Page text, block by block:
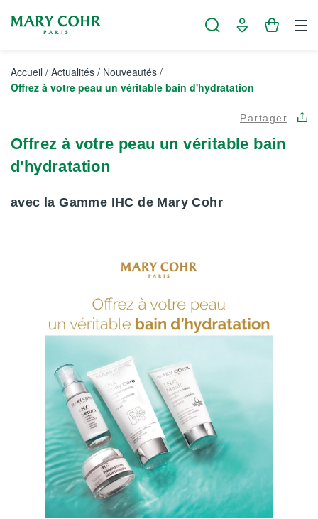
Accueil / Actualités / Nouveautés /
Offrez à votre peau un véritable bain d'hydratation
Partager
Offrez à votre peau un véritable bain
d'hydratation
avec la Gamme IHC de Mary Cohr